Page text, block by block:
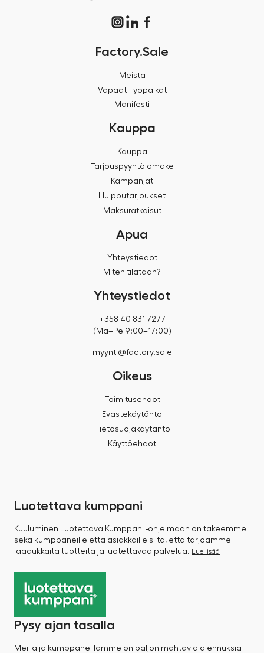
Factory.Sale
Meistä
Vapaat Työpaikat
Manifesti
Kauppa
Kauppa
Tarjouspyyntölomake
Kampanjat
Huipputarjoukset
Maksuratkaisut
Apua
Yhteystiedot
Miten tilataan?
Yhteystiedot
+358 40 831 7277
(Ma–Pe 9:00–17:00)
myynti@factory.sale
Oikeus
Toimitusehdot
Evästekäytäntö
Tietosuojakäytäntö
Käyttöehdot
Luotettava kumppani
Kuuluminen Luotettava Kumppani -ohjelmaan on takeemme
sekä kumppaneille että asiakkaille siitä, että tarjoamme
laadukkaita tuotteita ja luotettavaa palvelua. Lue lisää
Pysy ajan tasalla
Meillä ja kumppaneillamme on paljon mahtavia alennuksia